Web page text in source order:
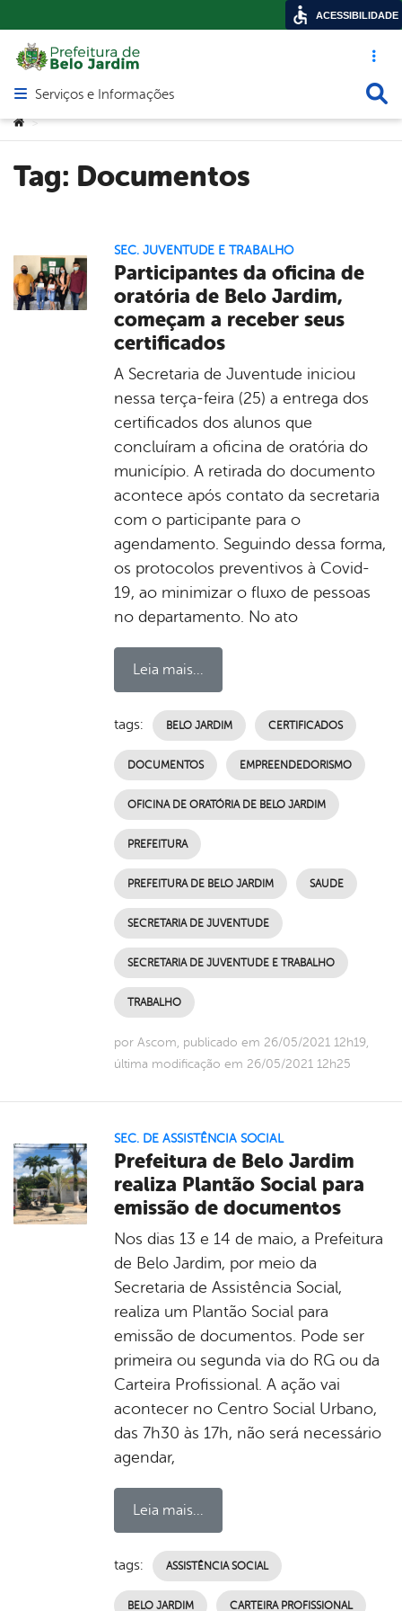
Acesso
Abrir menu principal de navegação
Serviços e Informações
Você está aqui:
>
Tag: Documentos
SEC. JUVENTUDE E TRABALHO
Participantes da oficina de
oratória de Belo Jardim,
começam a receber seus
certificados
A Secretaria de Juventude iniciou
nessa terça-feira (25) a entrega dos
certificados dos alunos que
concluíram a oficina de oratória do
município. A retirada do documento
acontece após contato da secretaria
com o participante para o
agendamento. Seguindo dessa forma,
os protocolos preventivos à Covid-
19, ao minimizar o fluxo de pessoas
no departamento. No ato
Leia mais...
tags: BELO JARDIM CERTIFICADOS
DOCUMENTOS EMPREENDEDORISMO
OFICINA DE ORATÓRIA DE BELO JARDIM
PREFEITURA
PREFEITURA DE BELO JARDIM SAUDE
SECRETARIA DE JUVENTUDE
SECRETARIA DE JUVENTUDE E TRABALHO
TRABALHO
por Ascom, publicado em 26/05/2021 12h19,
última modificação em 26/05/2021 12h25
SEC. DE ASSISTÊNCIA SOCIAL
Prefeitura de Belo Jardim
realiza Plantão Social para
emissão de documentos
Nos dias 13 e 14 de maio, a Prefeitura
de Belo Jardim, por meio da
Secretaria de Assistência Social,
realiza um Plantão Social para
emissão de documentos. Pode ser
primeira ou segunda via do RG ou da
Carteira Profissional. A ação vai
acontecer no Centro Social Urbano,
das 7h30 às 17h, não será necessário
agendar,
Leia mais...
tags: ASSISTÊNCIA SOCIAL
BELO JARDIM CARTEIRA PROFISSIONAL
ACESSIBILIDADE